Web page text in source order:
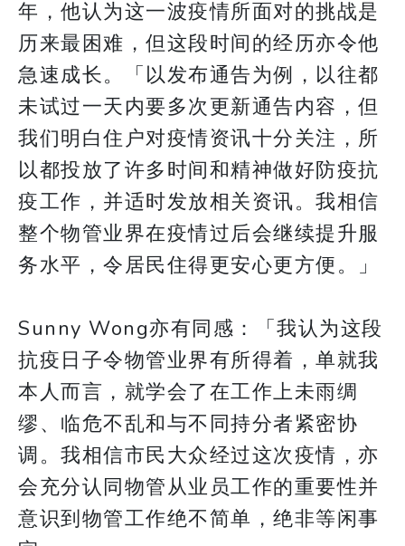
年，他认为这一波疫情所面对的挑战是
历来最困难，但这段时间的经历亦令他
急速成长。「以发布通告为例，以往都
未试过一天内要多次更新通告内容，但
我们明白住户对疫情资讯十分关注，所
以都投放了许多时间和精神做好防疫抗
疫工作，并适时发放相关资讯。我相信
整个物管业界在疫情过后会继续提升服
务水平，令居民住得更安心更方便。」
Sunny Wong亦有同感：「我认为这段
抗疫日子令物管业界有所得着，单就我
本人而言，就学会了在工作上未雨绸
缪、临危不乱和与不同持分者紧密协
调。我相信市民大众经过这次疫情，亦
会充分认同物管从业员工作的重要性并
意识到物管工作绝不简单，绝非等闲事